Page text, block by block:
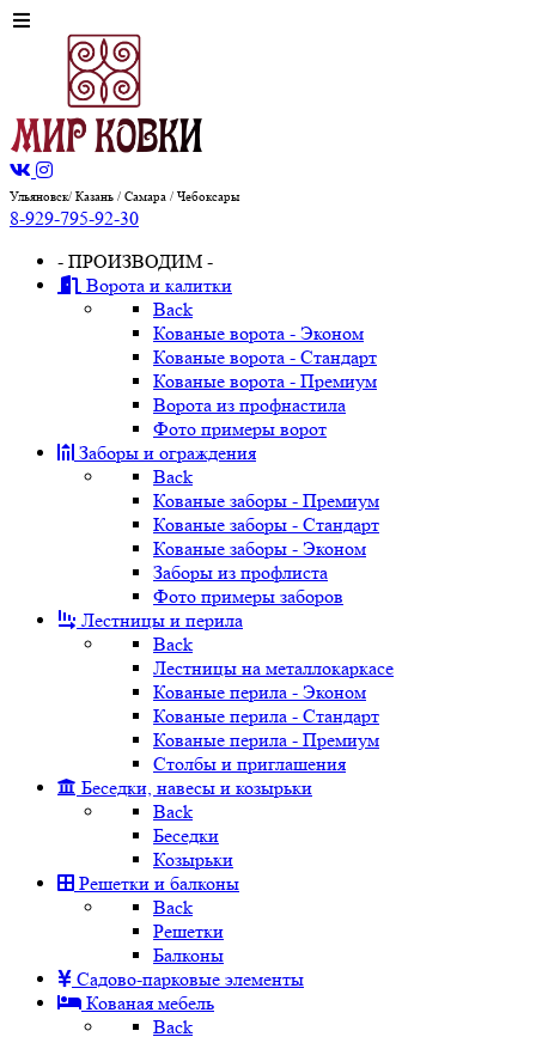
Ульяновск/ Казань / Самара / Чебоксары
8-929-795-92-30
- ПРОИЗВОДИМ -
Ворота и калитки
Back
Кованые ворота - Эконом
Кованые ворота - Стандарт
Кованые ворота - Премиум
Ворота из профнастила
Фото примеры ворот
Заборы и ограждения
Back
Кованые заборы - Премиум
Кованые заборы - Стандарт
Кованые заборы - Эконом
Заборы из профлиста
Фото примеры заборов
Лестницы и перила
Back
Лестницы на металлокаркасе
Кованые перила - Эконом
Кованые перила - Стандарт
Кованые перила - Премиум
Столбы и приглашения
Беседки, навесы и козырьки
Back
Беседки
Козырьки
Решетки и балконы
Back
Решетки
Балконы
Садово-парковые элементы
Кованая мебель
Back